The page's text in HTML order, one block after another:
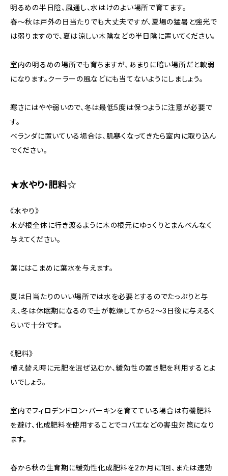
明るめの半日陰、風通し、水はけのよい場所で育てます。
春～秋は戸外の日当たりでも大丈夫ですが、夏場の猛暑と強光で
は弱りますので、夏は涼しい木陰などの半日陰に置いてください。
室内の明るめの場所でも育ちますが、あまりに暗い場所だと軟弱
になります。クーラーの風などにも当てないようにしましょう。
寒さにはやや弱いので、冬は最低5度は保つように注意が必要で
す。
ベランダに置いている場合は、肌寒くなってきたら室内に取り込ん
でください。
★水やり・肥料☆
《水やり》
水が根全体に行き渡るように木の根元にゆっくりとまんべんなく
与えてください。
葉にはこまめに葉水を与えます。
夏は日当たりのいい場所では水を必要とするのでたっぷりと与
え、冬は休眠期になるので土が乾燥してから2〜3日後に与えるく
らいで十分です。
《肥料》
植え替え時に元肥を混ぜ込むか、緩効性の置き肥を利用するとよ
いでしょう。
室内でフィロデンドロン・バーキンを育てている場合は有機肥料
を避け、化成肥料を使用することでコバエなどの害虫対策になり
ます。
春から秋の生育期に緩効性化成肥料を2か月に1回、または速効